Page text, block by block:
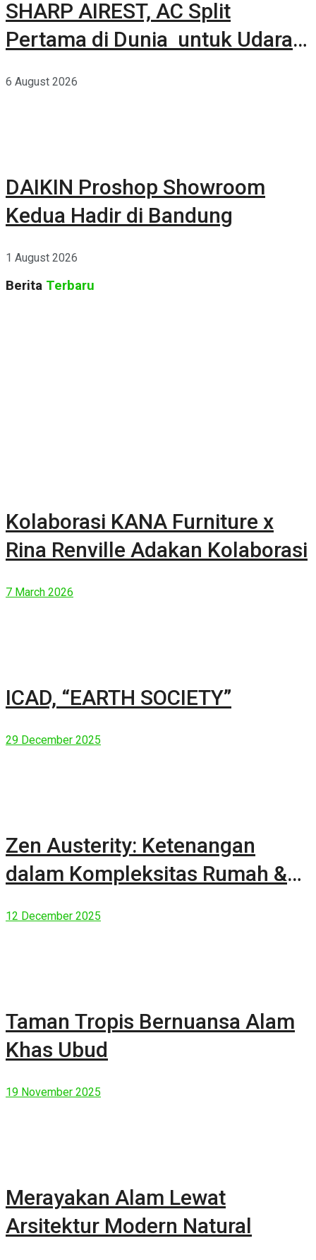
SHARP AIREST, AC Split
Pertama di Dunia untuk Udara
6 August 2026
DAIKIN Proshop Showroom
Kedua Hadir di Bandung
1 August 2026
Berita Terbaru
Kolaborasi KANA Furniture x
Rina Renville Adakan Kolaborasi
7 March 2026
ICAD, “EARTH SOCIETY”
29 December 2025
Zen Austerity: Ketenangan
dalam Kompleksitas Rumah &
12 December 2025
Taman Tropis Bernuansa Alam
Khas Ubud
19 November 2025
Merayakan Alam Lewat
Arsitektur Modern Natural